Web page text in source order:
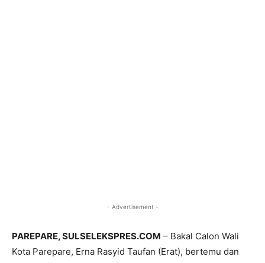
- Advertisement -
PAREPARE, SULSELEKSPRES.COM – Bakal Calon Wali
Kota Parepare, Erna Rasyid Taufan (Erat), bertemu dan